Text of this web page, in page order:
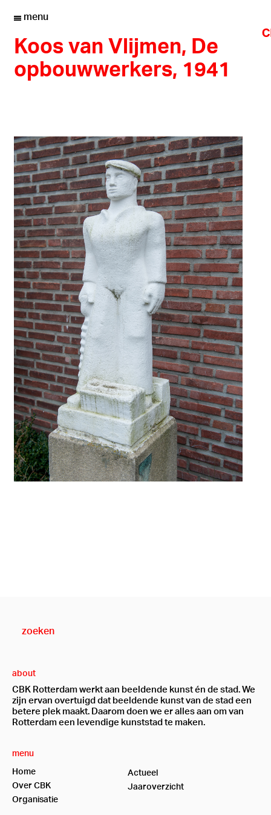
menu
Koos van Vlijmen, De
opbouwwerkers, 1941
about
CBK Rotterdam werkt aan beeldende kunst én de stad. We
zijn ervan overtuigd dat beeldende kunst van de stad een
betere plek maakt. Daarom doen we er alles aan om van
Rotterdam een levendige kunststad te maken.
menu
Home
Over CBK
Organisatie
Actueel
Jaaroverzicht